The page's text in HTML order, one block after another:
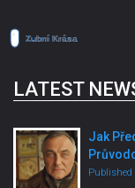
LATEST
Jak
Published